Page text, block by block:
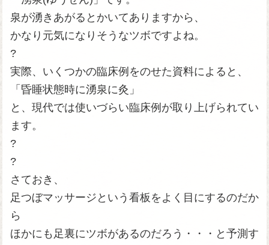
泉が湧きあがるとかいてありますから、
かなり元気になりそうなツボですよね。
?
実際、いくつかの臨床例をのせた資料によると、
「昏睡状態時に湧泉に灸」
と、現代では使いづらい臨床例が取り上げられてい
ます。
?
?
さておき、
足つぼマッサージという看板をよく目にするのだか
ら
ほかにも足裏にツボがあるのだろう・・・と予測す